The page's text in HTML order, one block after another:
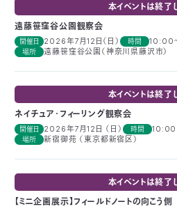
本イベントは終了
遠藤笹窪谷公園観察会
開催日 2026年7月12日（日） 時間 10:00
場所 遠藤笹窪谷公園（神奈川県藤沢市）
本イベントは終了
ネイチュア･フィーリング観察会
開催日 2026年7月12日 （日） 時間 10:00
場所 新宿御苑 （東京都新宿区）
本イベントは終了
【ミニ企画展示】フィールドノートの向こ